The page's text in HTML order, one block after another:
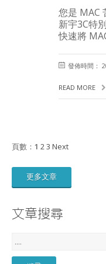
您是 MAC
新宇3C特
快速將
發佈時間：
READ MORE
頁數： 1 23 Next
更多文章
文章搜尋